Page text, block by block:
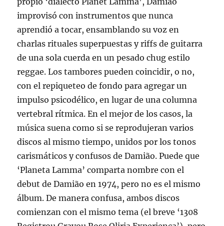
improvisó con instrumentos que nunca
aprendió a tocar, ensamblando su voz en
charlas rituales superpuestas y riffs de guitarra
de una sola cuerda en un pesado chug estilo
reggae. Los tambores pueden coincidir, o no,
con el repiqueteo de fondo para agregar un
impulso psicodélico, en lugar de una columna
vertebral rítmica. En el mejor de los casos, la
música suena como si se reprodujeran varios
discos al mismo tiempo, unidos por los tonos
carismáticos y confusos de Damião. Puede que
‘Planeta Lamma’ comparta nombre con el
debut de Damião en 1974, pero no es el mismo
álbum. De manera confusa, ambos discos
comienzan con el mismo tema (el breve ‘1308